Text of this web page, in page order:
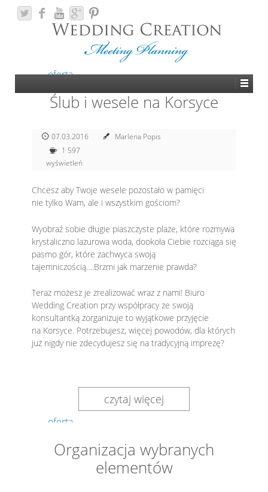
oferta
Ślub i wesele na Korsyce
07.03.2016
Marlena Popis
1 597
wyświetleń
Chcesz aby Twoje wesele pozostało w pamięci
nie tylko Wam, ale i wszystkim gościom?
Wyobraź sobie długie piaszczyste plaże, które rozmywa
krystaliczno lazurowa woda, dookoła Ciebie rozciąga się
pasmo gór, które zachwyca swoją
tajemniczością….Brzmi jak marzenie prawda?
Teraz możesz je zrealizować wraz z nami! Biuro
Wedding Creation przy współpracy ze swoją
konsultantką zorganizuje to wyjątkowe przyjęcie
na Korsyce. Potrzebujesz, więcej powodów, dla których
już nigdy nie zdecydujesz się na tradycyjną imprezę?
czytaj więcej
oferta
Organizacja wybranych
elementów